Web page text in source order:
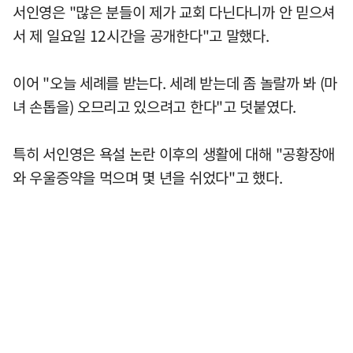
서인영은 "많은 분들이 제가 교회 다닌다니까 안 믿으셔
서 제 일요일 12시간을 공개한다"고 말했다.
이어 "오늘 세례를 받는다. 세례 받는데 좀 놀랄까 봐 (마
녀 손톱을) 오므리고 있으려고 한다"고 덧붙였다.
특히 서인영은 욕설 논란 이후의 생활에 대해 "공황장애
와 우울증약을 먹으며 몇 년을 쉬었다"고 했다.